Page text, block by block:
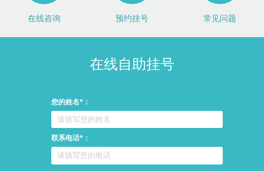
在线咨询 预约挂号 常见问题
在线自助挂号
您的姓名*：
联系电话*：